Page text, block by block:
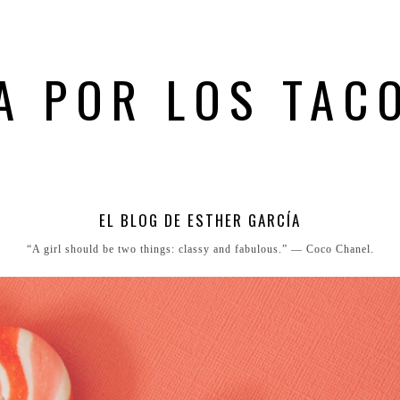
POR LOS
EL BLOG DE ESTHER GARCÍA
“A girl should be two things: classy and fabulous.” ― Coco Chanel.